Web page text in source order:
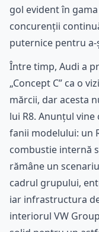
gol evident în
concurenții
puternice pentru
Între timp, Audi a
„Concept C” ca o
mărcii, dar acesta
lui R8. Anunțul
fanii modelului: un
combustie internă
rămâne un
cadrul grupului,
iar infrastructura
interiorul VW